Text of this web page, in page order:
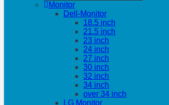
Monitor
Dell-Monitor
18.5 inch
21.5 inch
23 inch
24 inch
27 inch
30 inch
32 inch
34 inch
over 34 inch
LG Monitor